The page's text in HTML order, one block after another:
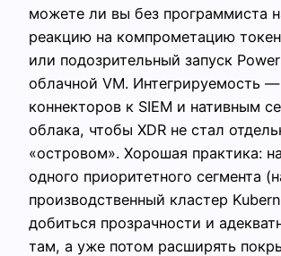
можете ли вы без программиста
реакцию на компрометацию
или подозрительный запуск
облачной VM. Интегрируемость
коннекторов к SIEM и нативным
облака, чтобы XDR не стал
«островом». Хорошая практика:
одного приоритетного сегмента
производственный кластер
добиться прозрачности и
там, а уже потом расширять